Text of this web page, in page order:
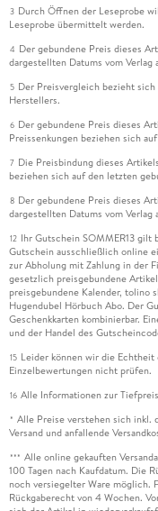
3 Durch Öffnen der Leseprobe
Leseprobe übermittelt werden.
4 Der gebundene Preis dieses
dargestellten Datums vom Verlag
5 Der Preisvergleich bezieht
Herstellers.
6 Der gebundene Preis dieses
Preissenkungen beziehen sich
7 Die Preisbindung dieses
beziehen sich auf den letzten
8 Der gebundene Preis dieses
dargestellten Datums vom Verlag
12 Ihr Gutschein SOMMER13
Gutschein ausschließlich online
zur Abholung mit Zahlung in der
gesetzlich preisgebundene
preisgebundene Kalender, tolino
Hugendubel Hörbuch Abo. Der
Geschenkkarten kombinierbar.
und der Handel des
15 Leider können wir die Echtheit
Einzelbewertungen nicht prüfen.
16 Alle Informationen zur
* Alle Preise verstehen sich inkl.
Versand und anfallende
*** Alle online gekauften
100 Tagen nach Kaufdatum. Die
noch versiegelter Ware möglich.
Rückgaberecht von 4 Wochen.